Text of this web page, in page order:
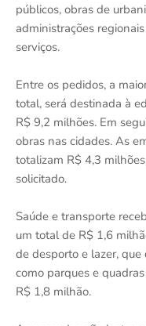
públicos, obras de
administrações
serviços.
Entre os pedidos, a
total, será destinada à
R$ 9,2 milhões. Em
obras nas cidades. As
totalizam R$ 4,3
solicitado.
Saúde e transporte
um total de R$ 1,6
de desporto e lazer,
como parques e
R$ 1,8 milhão.